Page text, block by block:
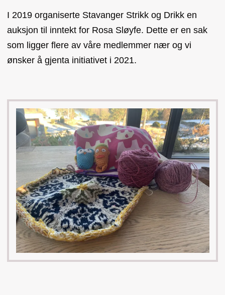
I 2019 organiserte Stavanger Strikk og Drikk en
auksjon til inntekt for Rosa Sløyfe. Dette er en sak
som ligger flere av våre medlemmer nær og vi
ønsker å gjenta initiativet i 2021.